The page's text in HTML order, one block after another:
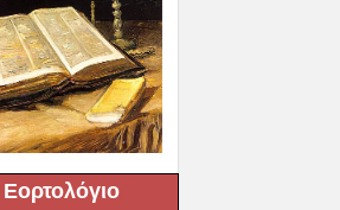
Εορτολόγιο